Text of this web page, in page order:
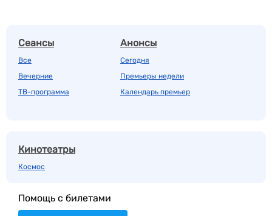
Сеансы
Все
Вечерние
ТВ-программа
Анонсы
Сегодня
Премьеры недели
Календарь премьер
Кинотеатры
Космос
Помощь с билетами